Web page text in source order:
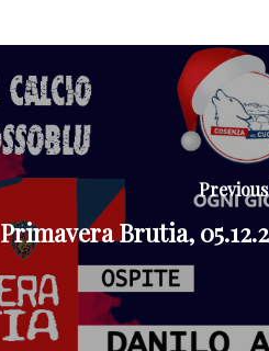
Primavera Brutia,